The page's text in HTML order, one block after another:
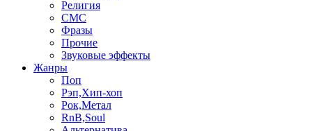
Религия
СМС
Фразы
Прочие
Звуковые эффекты
Жанры
Поп
Рэп,Хип-хоп
Рок,Метал
RnB,Soul